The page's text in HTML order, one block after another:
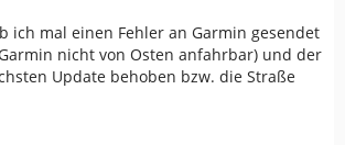
ich mal einen Fehler an Garmin gesendet
nicht von Osten anfahrbar) und der
Update behoben bzw. die Straße